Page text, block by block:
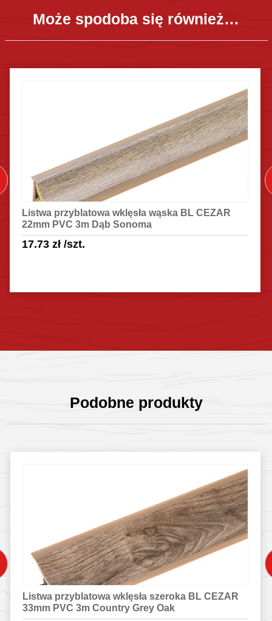
Może spodoba się również…
Listwa przyblatowa wklęsła wąska BL CEZAR
22mm PVC 3m Dąb Sonoma
17.73zł /szt.
Podobne produkty
Listwa przyblatowa wklęsła szeroka BL CEZAR
33mm PVC 3m Country Grey Oak